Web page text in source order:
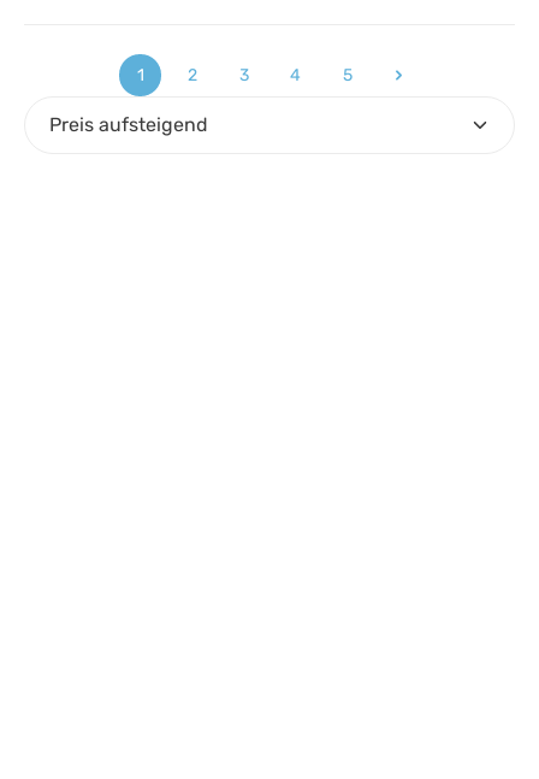
Seite
1
Seite
2
Seite
3
Seite
4
Seite
5